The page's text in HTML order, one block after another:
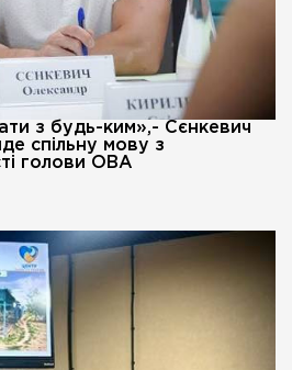
з будь-ким»,- Сєнкевич
спільну мову з
голови ОВА